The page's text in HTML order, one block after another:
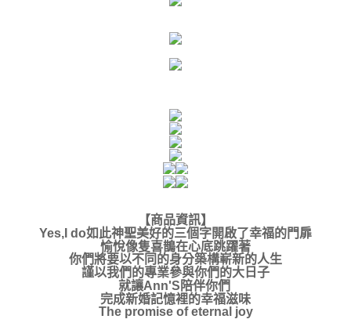
【商品資訊】
Yes,I do如此神聖美好的三個字開啟了幸福的門扉
愉悅像隻喜鵲在心底跳躍著
你們將要以不同的身分築構嶄新的人生
謹以我們的專業參與你們的大日子
就讓Ann'S陪伴你們
完成新婚記憶裡的幸福滋味
The promise of eternal joy